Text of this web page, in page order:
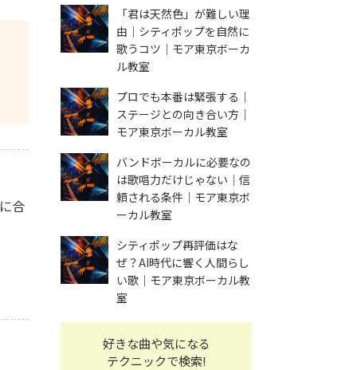
合
「君は天然色」が難しい理
由｜シティポップを自然に
歌うコツ｜モア東京ボーカ
ル教室
プロでも本番は緊張する｜
ステージとの向き合い方｜
モア東京ボーカル教室
バンドボーカルに必要なの
は歌唱力だけじゃない｜信
頼される条件｜モア東京ボ
ーカル教室
シティポップ再評価はな
ぜ？AI時代に響く人間らし
い歌｜モア東京ボーカル教
室
好きな曲や気になる
テクニックで検索!